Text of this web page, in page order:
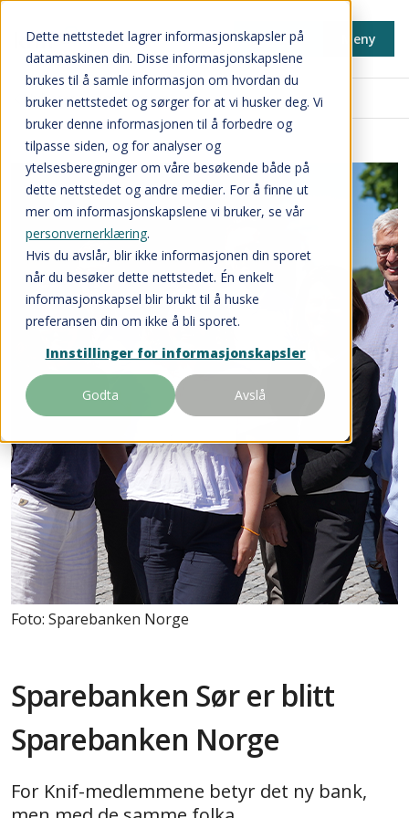
Dette nettstedet lagrer informasjonskapsler på
datamaskinen din. Disse informasjonskapslene
brukes til å samle informasjon om hvordan du
bruker nettstedet og sørger for at vi husker deg. Vi
bruker denne informasjonen til å forbedre og
tilpasse siden, og for analyser og
ytelsesberegninger om våre besøkende både på
dette nettstedet og andre medier. For å finne ut
mer om informasjonskapslene vi bruker, se vår
personvernerklæring.
Hvis du avslår, blir ikke informasjonen din sporet
når du besøker dette nettstedet. Én enkelt
informasjonskapsel blir brukt til å huske
preferansen din om ikke å bli sporet.
Innstillinger for informasjonskapsler
Godta Avslå
Min side Meny
Nyheter og inspirasjon
Foto: Sparebanken Norge
Sparebanken Sør er blitt
Sparebanken Norge
For Knif-medlemmene betyr det ny bank,